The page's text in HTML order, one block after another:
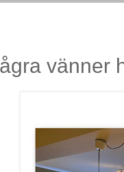
vänner